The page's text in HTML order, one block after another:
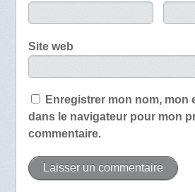
Site web
Enregistrer mon nom, mon
dans le navigateur pour mon
commentaire.